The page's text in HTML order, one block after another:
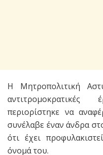
Η Μητροπολιτική
περιορίστηκε να
συνέλαβε έναν άνδρα
ότι έχει
όνομά του.